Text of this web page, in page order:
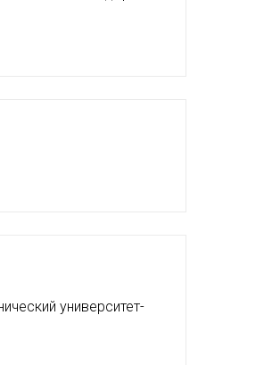
университет-